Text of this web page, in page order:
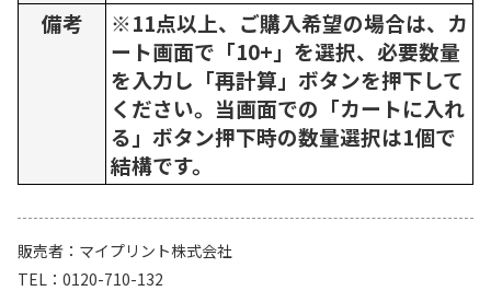
備考
※11点以上、ご購入希望の場合は、カ
ート画面で「10+」を選択、必要数量
を入力し「再計算」ボタンを押下して
ください。当画面での「カートに入れ
る」ボタン押下時の数量選択は1個で
結構です。
販売者
マイプリント株式会社
TEL
0120-710-132